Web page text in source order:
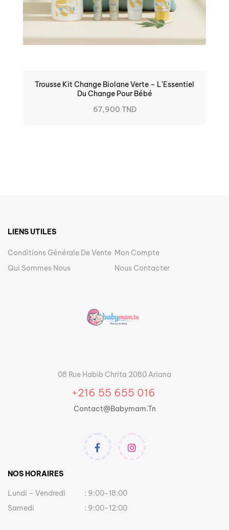
Trousse Kit Change Biolane Verte – L'Essentiel
Du Change Pour Bébé
67,900 TND
LIENS UTILES
Conditions Générale De Vente Mon Compte
Qui Sommes Nous
Nous Contacter
08 Rue Habib Chrita 2080 Ariana
+216 55 655 016
Contact@babymam.tn
NOS HORAIRES
Lundi – Vendredi
: 9:00-18:00
Samedi
: 9:00-12:00